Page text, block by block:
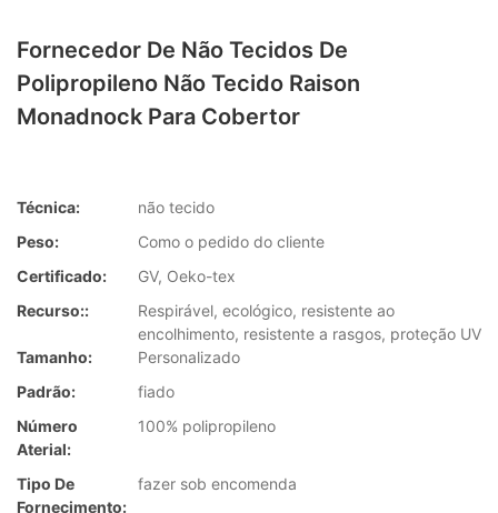
Fornecedor De Não Tecidos De
Polipropileno Não Tecido Raison
Monadnock Para Cobertor
Técnica:
não tecido
Peso:
Como o pedido do cliente
Certificado:
GV, Oeko-tex
Recurso::
Respirável, ecológico, resistente ao
encolhimento, resistente a rasgos, proteção UV
Tamanho:
Personalizado
Padrão:
fiado
Número
Aterial:
100% polipropileno
Tipo De
Fornecimento:
fazer sob encomenda